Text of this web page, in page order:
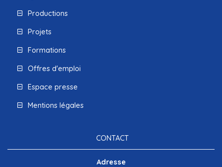
Productions
Projets
Formations
Offres d'emploi
Espace presse
Mentions légales
CONTACT
Adresse